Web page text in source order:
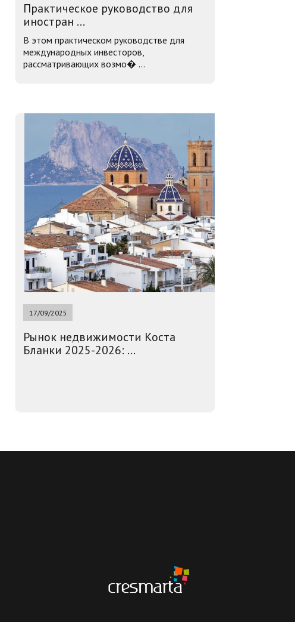
Практическое руководство для
иностран ...
В этом практическом руководстве для
международных инвесторов,
рассматривающих возмо� ...
17/09/2025
Рынок недвижимости Коста
Бланки 2025-2026: ...